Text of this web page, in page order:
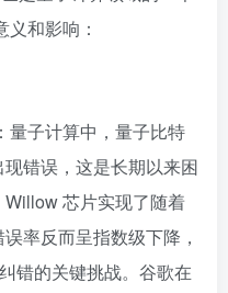
和影响：
：量子计算中，量子比特
错误，这是长期以来困
芯片实现了随着
率反而呈指数级下降，
错的关键挑战。谷歌在